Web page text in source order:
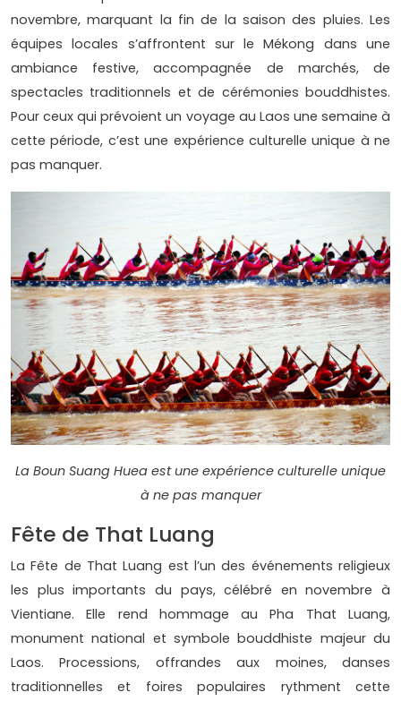
novembre, marquant la fin de la saison des pluies. Les
équipes locales s’affrontent sur le Mékong dans une
ambiance festive, accompagnée de marchés, de
spectacles traditionnels et de cérémonies bouddhistes.
Pour ceux qui prévoient un voyage au Laos une semaine à
cette période, c’est une expérience culturelle unique à ne
pas manquer.
La Boun Suang Huea est une expérience culturelle unique
à ne pas manquer
Fête de That Luang
La Fête de That Luang est l’un des événements religieux
les plus importants du pays, célébré en novembre à
Vientiane. Elle rend hommage au Pha That Luang,
monument national et symbole bouddhiste majeur du
Laos. Processions, offrandes aux moines, danses
traditionnelles et foires populaires rythment cette